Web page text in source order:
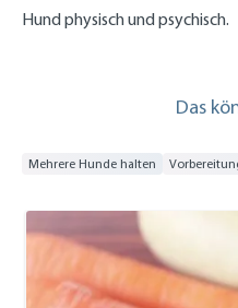
Hund physisch und psychisch.
Das
Mehrere Hunde halten